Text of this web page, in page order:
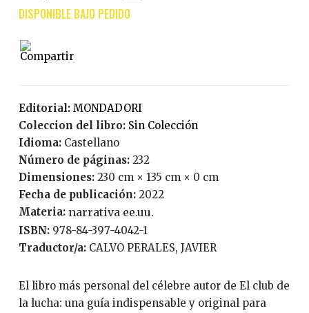
Editorial:
MONDADORI
Coleccion del libro:
Sin Colección
Idioma:
Castellano
Número de páginas:
232
Dimensiones: 230 cm × 135 cm × 0 cm
Fecha de publicación:
2022
Materia: narrativa ee.uu.
ISBN:
978-84-397-4042-1
Traductor/a:
CALVO PERALES, JAVIER
El libro más personal del célebre autor de El club de
la lucha: una guía indispensable y original para